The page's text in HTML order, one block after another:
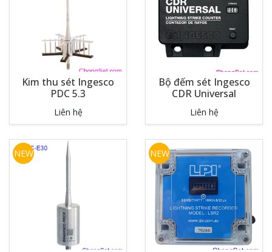
Kim thu sét Ingesco
PDC 5.3
Liên hệ
Bộ đếm sét Ingesco
CDR Universal
Liên hệ
NEW NEW